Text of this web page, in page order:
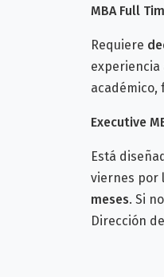
MBA Full
Requiere
experiencia
académico,
Executive
Está
viernes por
meses. Si
Dirección